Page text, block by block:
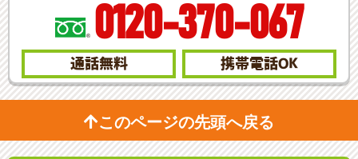
0120-370-067
通話無料 携帯電話OK
このページの先頭へ戻る